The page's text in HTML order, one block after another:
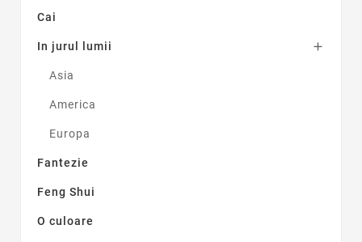
Cai
In jurul lumii 
Asia
America
Europa
Fantezie
Feng Shui
O culoare